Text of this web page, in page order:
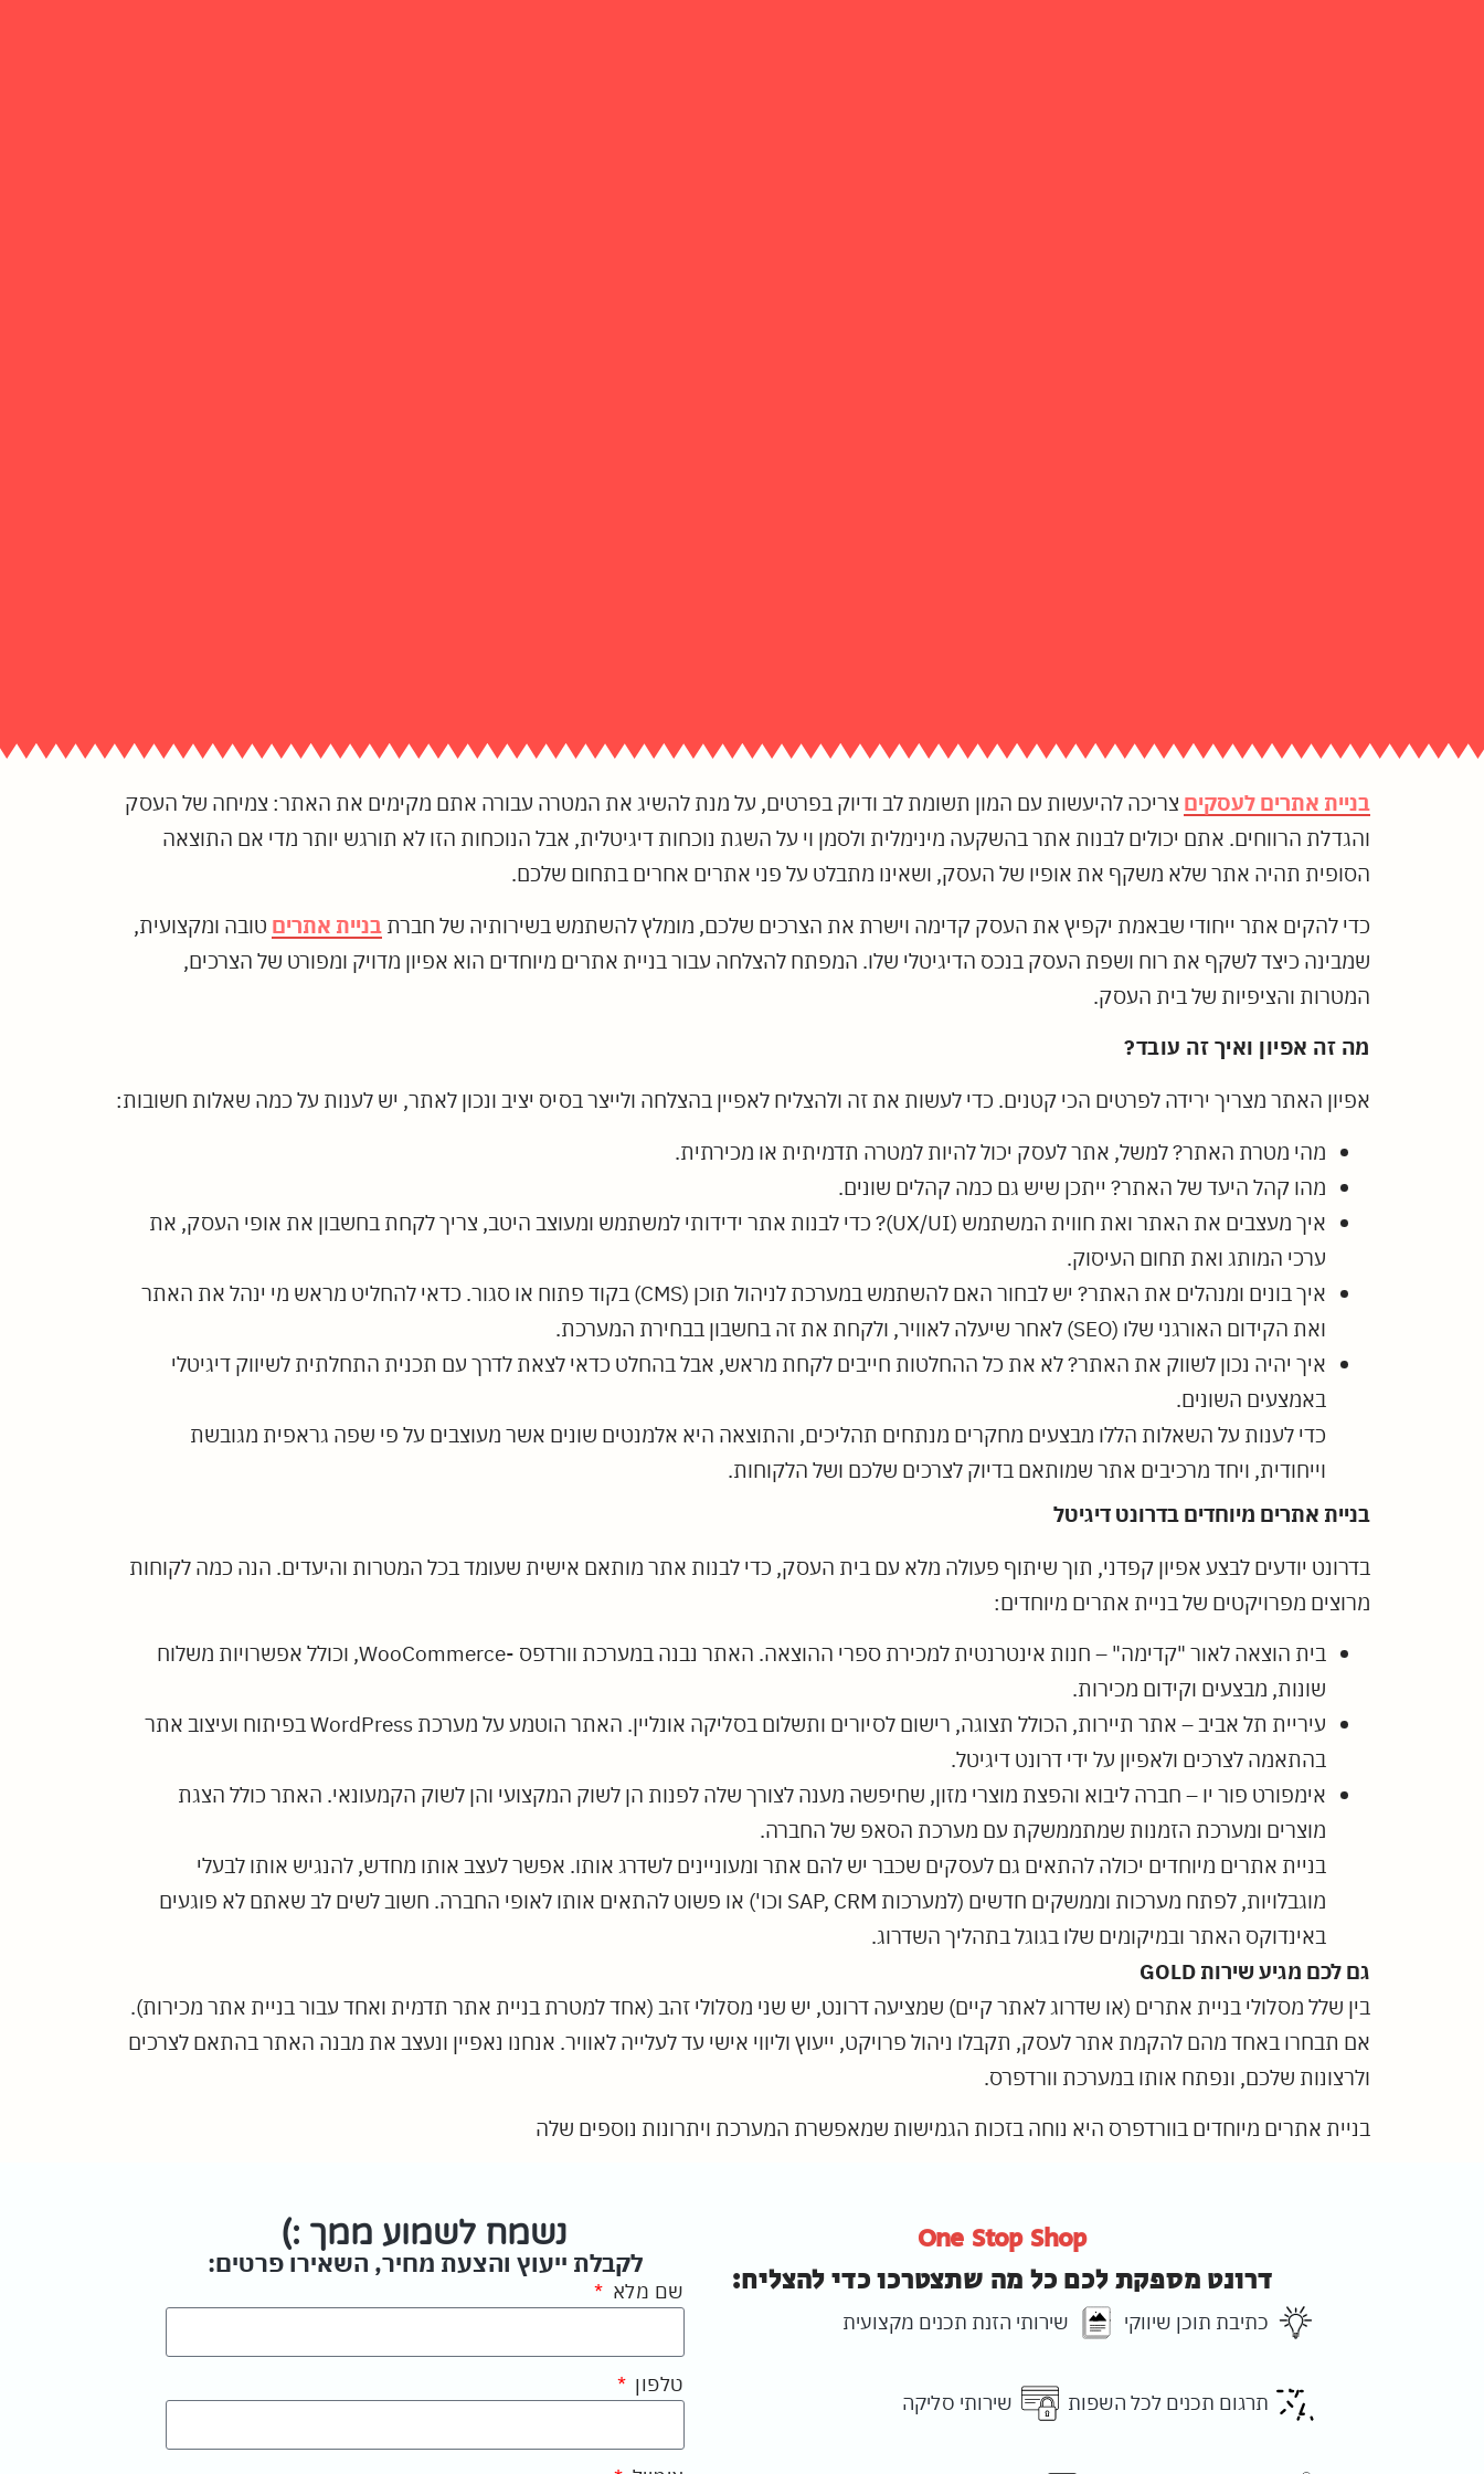
בניית אתרים לעסקים צריכה להיעשות עם המון תשומת לב ודיוק בפרטים, על מנת להשיג את המטרה עבורה אתם מקימים את האתר: צמיחה של העסק
והגדלת הרווחים. אתם יכולים לבנות אתר בהשקעה מינימלית ולסמן וי על השגת נוכחות דיגיטלית, אבל הנוכחות הזו לא תורגש יותר מדי אם התוצאה
הסופית תהיה אתר שלא משקף את אופיו של העסק, ושאינו מתבלט על פני אתרים אחרים בתחום שלכם.
כדי להקים אתר ייחודי שבאמת יקפיץ את העסק קדימה וישרת את הצרכים שלכם, מומלץ להשתמש בשירותיה של חברתבניית אתרים טובה ומקצועית,
שמבינה כיצד לשקף את רוח ושפת העסק בנכס הדיגיטלי שלו. המפתח להצלחה עבור בניית אתרים מיוחדים הוא אפיון מדויק ומפורט של הצרכים,
המטרות והציפיות של בית העסק.
מה זה אפיון ואיך זה עובד?
אפיון האתר מצריך ירידה לפרטים הכי קטנים. כדי לעשות את זה ולהצליח לאפיין בהצלחה ולייצר בסיס יציב ונכון לאתר, יש לענות על כמה שאלות חשובות:
מהי מטרת האתר? למשל, אתר לעסק יכול להיות למטרה תדמיתית או מכירתית.
מהו קהל היעד של האתר? ייתכן שיש גם כמה קהלים שונים.
איך מעצבים את האתר ואת חווית המשתמש (UX/UI)? כדי לבנות אתר ידידותי למשתמש ומעוצב היטב, צריך לקחת בחשבון את אופי העסק, את
ערכי המותג ואת תחום העיסוק.
איך בונים ומנהלים את האתר? יש לבחור האם להשתמש במערכת לניהול תוכן (CMS) בקוד פתוח או סגור. כדאי להחליט מראש מי ינהל את האתר
ואת הקידום האורגני שלו (SEO) לאחר שיעלה לאוויר, ולקחת את זה בחשבון בבחירת המערכת.
איך יהיה נכון לשווק את האתר? לא את כל ההחלטות חייבים לקחת מראש, אבל בהחלט כדאי לצאת לדרך עם תכנית התחלתית לשיווק דיגיטלי
באמצעים השונים.
כדי לענות על השאלות הללו מבצעים מחקרים מנתחים תהליכים, והתוצאה היא אלמנטים שונים אשר מעוצבים על פי שפה גראפית מגובשת
וייחודית, ויחד מרכיבים אתר שמותאם בדיוק לצרכים שלכם ושל הלקוחות.
בניית אתרים מיוחדים בדרונט דיגיטל
בדרונט יודעים לבצע אפיון קפדני, תוך שיתוף פעולה מלא עם בית העסק, כדי לבנות אתר מותאם אישית שעומד בכל המטרות והיעדים. הנה כמה לקוחות
מרוצים מפרויקטים של בניית אתרים מיוחדים:
בית הוצאה לאור "קדימה" – חנות אינטרנטית למכירת ספרי ההוצאה. האתר נבנה במערכת וורדפס -WooCommerce, וכולל אפשרויות משלוח
שונות, מבצעים וקידום מכירות.
עיריית תל אביב – אתר תיירות, הכולל תצוגה, רישום לסיורים ותשלום בסליקה אונליין. האתר הוטמע על מערכת WordPress בפיתוח ועיצוב אתר
בהתאמה לצרכים ולאפיון על ידי דרונט דיגיטל.
אימפורט פור יו – חברה ליבוא והפצת מוצרי מזון, שחיפשה מענה לצורך שלה לפנות הן לשוק המקצועי והן לשוק הקמעונאי. האתר כולל הצגת
מוצרים ומערכת הזמנות שמתממשקת עם מערכת הסאפ של החברה.
בניית אתרים מיוחדים יכולה להתאים גם לעסקים שכבר יש להם אתר ומעוניינים לשדרג אותו. אפשר לעצב אותו מחדש, להנגיש אותו לבעלי
מוגבלויות, לפתח מערכות וממשקים חדשים (למערכות SAP, CRM וכו') או פשוט להתאים אותו לאופי החברה. חשוב לשים לב שאתם לא פוגעים
באינדוקס האתר ובמיקומים שלו בגוגל בתהליך השדרוג.
גם לכם מגיע שירות GOLD
בין שלל מסלולי בניית אתרים (או שדרוג לאתר קיים) שמציעה דרונט, יש שני מסלולי זהב (אחד למטרת בניית אתר תדמית ואחד עבור בניית אתר מכירות).
אם תבחרו באחד מהם להקמת אתר לעסק, תקבלו ניהול פרויקט, ייעוץ וליווי אישי עד לעלייה לאוויר. אנחנו נאפיין ונעצב את מבנה האתר בהתאם לצרכים
ולרצונות שלכם, ונפתח אותו במערכת וורדפרס.
בניית אתרים מיוחדים בוורדפרס היא נוחה בזכות הגמישות שמאפשרת המערכת ויתרונות נוספים שלה
One Stop Shop
דרונט מספקת לכם כל מה שתצטרכו כדי להצליח:
כתיבת תוכן שיווקי שירותי הזנת תכנים מקצועית
תרגום תכנים לכל השפות שירותי סליקה
נשמח לשמוע ממך :)
לקבלת ייעוץ והצעת מחיר, השאירו פרטים:
שם מלא
טלפון